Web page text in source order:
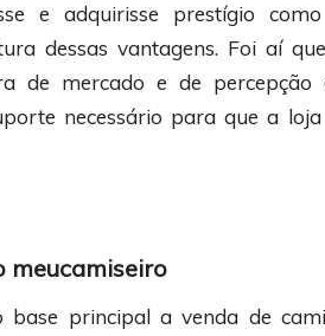
e adquirisse prestígio
dessas vantagens. Foi aí
de mercado e de percepção
necessário para que a
meucamiseiro
principal a venda de